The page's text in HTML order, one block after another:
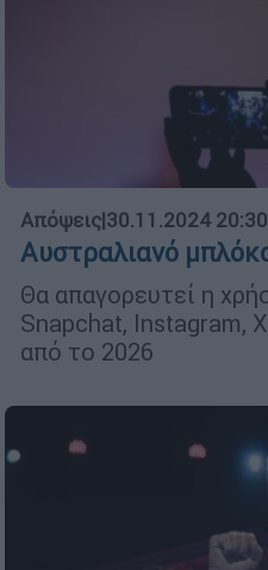
Απόψεις|30.11.2024 20:30
Αυστραλιανό
Θα απαγορευτεί η
Snapchat, Instagram,
από το 2026